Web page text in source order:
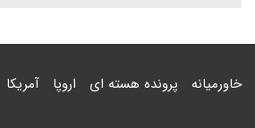
خاورمیانه پرونده هسته ای اروپا آمریکا